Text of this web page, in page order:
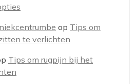
op Tips om
te verlichten
Tips om rugpijn bij het